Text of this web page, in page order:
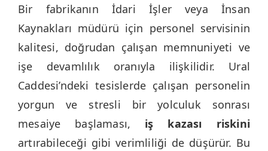
Bir fabrikanın İdari İşler veya İnsan
Kaynakları müdürü için personel servisinin
kalitesi, doğrudan çalışan memnuniyeti ve
işe devamlılık oranıyla ilişkilidir. Ural
Caddesi’ndeki tesislerde çalışan personelin
yorgun ve stresli bir yolculuk sonrası
mesaiye başlaması, iş kazası riskini
artırabileceği gibi verimliliği de düşürür. Bu